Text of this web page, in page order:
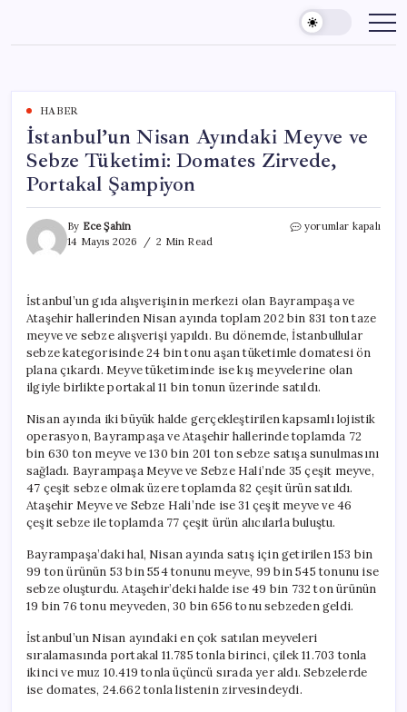
content
HABER
İstanbul’un Nisan Ayındaki Meyve ve
Sebze Tüketimi: Domates Zirvede,
Portakal Şampiyon
By Ece Şahin
14 Mayıs 2026
2 Min Read
İstanbul’un
Sebze
Tüketimi:
Domates
Zirvede,
Portakal
Şampiyon
için
yorumlar kapalı
İstanbul’un gıda alışverişinin merkezi olan Bayrampaşa ve
Ataşehir hallerinden Nisan ayında toplam 202 bin 831 ton taze
meyve ve sebze alışverişi yapıldı. Bu dönemde, İstanbullular
sebze kategorisinde 24 bin tonu aşan tüketimle domatesi ön
plana çıkardı. Meyve tüketiminde ise kış meyvelerine olan
ilgiyle birlikte portakal 11 bin tonun üzerinde satıldı.
Nisan ayında iki büyük halde gerçekleştirilen kapsamlı lojistik
operasyon, Bayrampaşa ve Ataşehir hallerinde toplamda 72
bin 630 ton meyve ve 130 bin 201 ton sebze satışa sunulmasını
sağladı. Bayrampaşa Meyve ve Sebze Hali’nde 35 çeşit meyve,
47 çeşit sebze olmak üzere toplamda 82 çeşit ürün satıldı.
Ataşehir Meyve ve Sebze Hali’nde ise 31 çeşit meyve ve 46
çeşit sebze ile toplamda 77 çeşit ürün alıcılarla buluştu.
Bayrampaşa’daki hal, Nisan ayında satış için getirilen 153 bin
99 ton ürünün 53 bin 554 tonunu meyve, 99 bin 545 tonunu ise
sebze oluşturdu. Ataşehir’deki halde ise 49 bin 732 ton ürünün
19 bin 76 tonu meyveden, 30 bin 656 tonu sebzeden geldi.
İstanbul’un Nisan ayındaki en çok satılan meyveleri
sıralamasında portakal 11.785 tonla birinci, çilek 11.703 tonla
ikinci ve muz 10.419 tonla üçüncü sırada yer aldı. Sebzelerde
ise domates, 24.662 tonla listenin zirvesindeydi.